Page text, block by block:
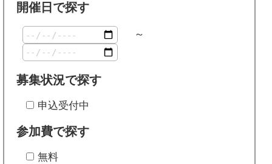
開催日で探す
～
募集状況で探す
申込受付中
参加費で探す
無料